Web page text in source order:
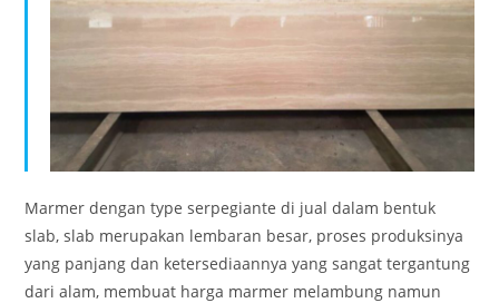
Marmer dengan type serpegiante di jual dalam bentuk
slab, slab merupakan lembaran besar, proses produksinya
yang panjang dan ketersediaannya yang sangat tergantung
dari alam, membuat harga marmer melambung namun